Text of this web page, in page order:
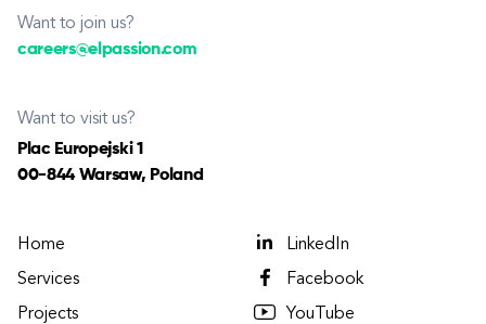
Want to join us?
careers@elpassion.com
Want to visit us?
Plac Europejski 1
00-844 Warsaw, Poland
Home
Services
Projects
LinkedIn
Facebook
YouTube